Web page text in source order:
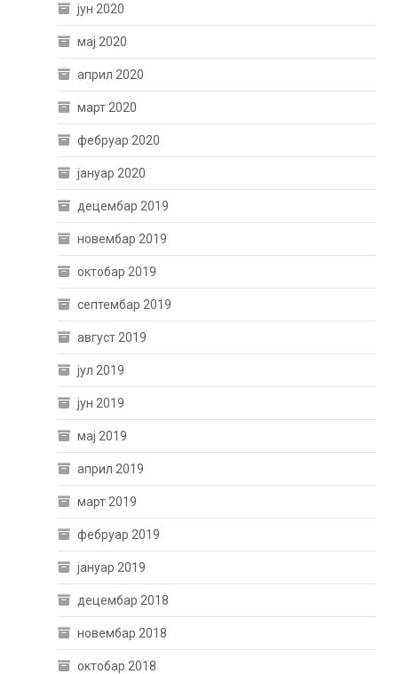
јун 2020
мај 2020
април 2020
март 2020
фебруар 2020
јануар 2020
децембар 2019
новембар 2019
октобар 2019
септембар 2019
август 2019
јул 2019
јун 2019
мај 2019
април 2019
март 2019
фебруар 2019
јануар 2019
децембар 2018
новембар 2018
октобар 2018